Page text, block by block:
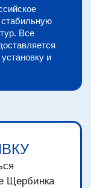
стабильную
Все
и
Щербинка